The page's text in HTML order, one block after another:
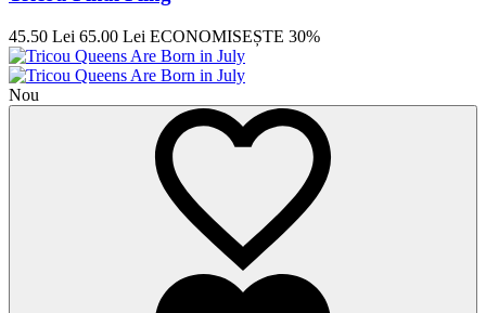
45.50 Lei 65.00 Lei ECONOMISEȘTE 30%
Nou